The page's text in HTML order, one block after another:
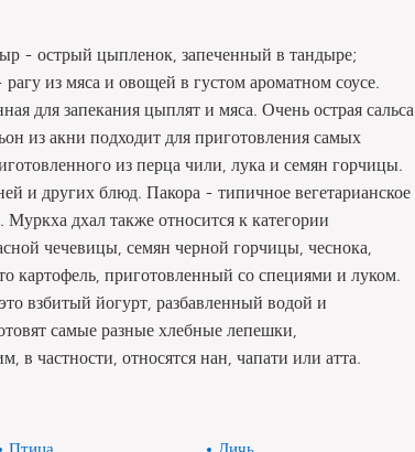
- острый цыпленок, запеченный в тандыре;
из мяса и овощей в густом ароматном соусе.
для запекания цыплят и мяса. Очень острая сальса
из акни подходит для приготовления самых
из перца чили, лука и семян горчицы.
и других блюд. Пакора - типичное вегетарианское
дхал также относится к категории
чечевицы, семян черной горчицы, чеснока,
картофель, приготовленный со специями и луком.
взбитый йогурт, разбавленный водой и
самые разные хлебные лепешки,
частности, относятся нан, чапати или атта.